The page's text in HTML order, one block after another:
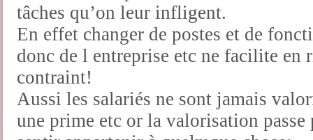
tâches qu’on leur infligent.
En effet changer de postes et de
donc de l entreprise etc ne facilite en
contraint!
Aussi les salariés ne sont jamais
une prime etc or la valorisation passe